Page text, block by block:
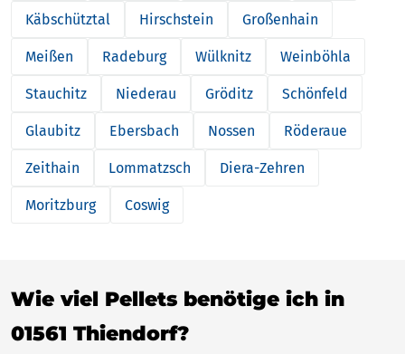
Käbschütztal Hirschstein Großenhain
Meißen Radeburg Wülknitz Weinböhla
Stauchitz Niederau Gröditz Schönfeld
Glaubitz Ebersbach Nossen Röderaue
Zeithain Lommatzsch Diera-Zehren
Moritzburg Coswig
Wie viel Pellets benötige ich in
01561 Thiendorf?